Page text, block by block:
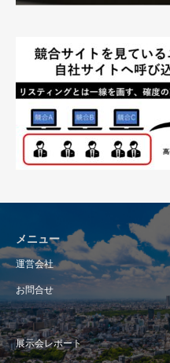
メニュー
運営会社
お問合せ
展示会レポート